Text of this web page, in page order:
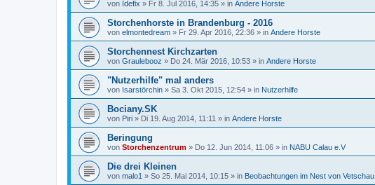
von Idefix » Fr 8. Jul 2016, 14:35 » in Andere Horste
Storchenhorste in Brandenburg - 2016
von elmontedream » Fr 29. Apr 2016, 22:36 » in Andere Horste
Storchennest Kirchzarten
von Graulebooz » Do 24. Mär 2016, 10:53 » in Andere Horste
"Nutzerhilfe" mal anders
von Isarstörchin » Sa 3. Okt 2015, 12:54 » in Nutzerhilfe
Bociany.SK
von Piri » Di 19. Aug 2014, 11:11 » in Andere Horste
Beringung
von Storchenzentrum » Do 12. Jun 2014, 11:06 » in NABU Calau e.V
Die drei Kleinen
von malo1 » So 25. Mai 2014, 10:15 » in Beobachtungen im Nest von Vetschau